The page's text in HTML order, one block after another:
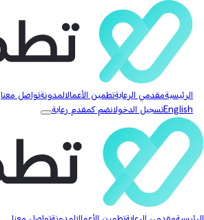
الرئيسيةمقدمي الرعايةتطمين الأعمالالمدونةتواصل معنا
Englishتسجيل الدخولانضم كمقدم رعاية